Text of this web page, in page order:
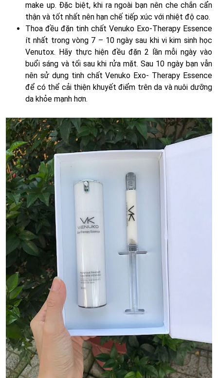
make up. Đặc biệt, khi ra ngoài bạn nên che chắn cẩn
thận và tốt nhất nên hạn chế tiếp xúc với nhiệt độ cao.
Thoa đều đặn tinh chất Venuko Exo-Therapy Essence
ít nhất trong vòng 7 – 10 ngày sau khi vi kim sinh học
Venutox. Hãy thực hiện đều đặn 2 lần mỗi ngày vào
buổi sáng và tối sau khi rửa mặt. Sau 10 ngày bạn vẫn
nên sử dụng tinh chất Venuko Exo- Therapy Essence
để có thể cải thiện khuyết điểm trên da và nuôi dưỡng
da khỏe mạnh hơn.